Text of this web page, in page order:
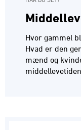
Hvor gammel
Hvad er den
mænd og
middellevetiden.